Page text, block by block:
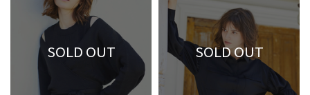
SOLD OUT SOLD OUT